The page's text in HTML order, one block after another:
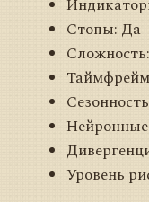
Стопы: Да
Уровень